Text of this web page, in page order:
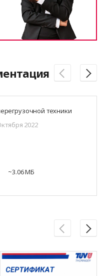
техники
2022
~3.06 МБ